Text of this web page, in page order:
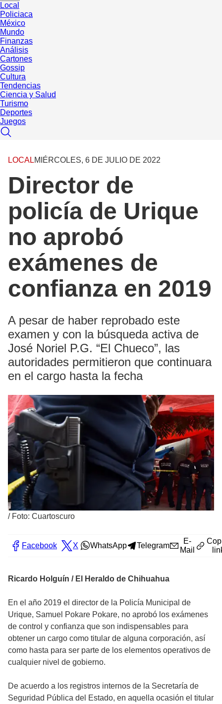
Local
Policiaca
México
Mundo
Finanzas
Análisis
Cartones
Gossip
Cultura
Tendencias
Ciencia y Salud
Turismo
Deportes
Juegos
LOCALMIÉRCOLES, 6 DE JULIO DE 2022
Director de
policía de Urique
no aprobó
exámenes de
confianza en 2019
A pesar de haber reprobado este
examen y con la búsqueda activa de
José Noriel P.G. “El Chueco”, las
autoridades permitieron que continuara
en el cargo hasta la fecha
/ Foto: Cuartoscuro
Facebook X WhatsApp Telegram
E-
Mail
Ricardo Holguín / El Heraldo de Chihuahua
En el año 2019 el director de la Policía Municipal de
Urique, Samuel Pokare Pokare, no aprobó los exámenes
de control y confianza que son indispensables para
obtener un cargo como titular de alguna corporación, así
como hasta para ser parte de los elementos operativos de
cualquier nivel de gobierno.
De acuerdo a los registros internos de la Secretaría de
Seguridad Pública del Estado, en aquella ocasión el titular